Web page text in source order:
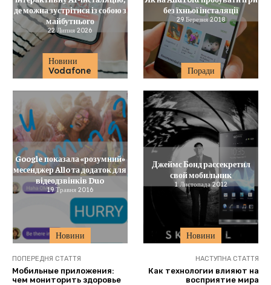
Новини
Vodafone
де можна зустрітися із собою з
майбутнього
22 Липня 2026
Поради
без їхньої інсталяції
29 Березня 2018
Новини
Google показала «розумний»
месенджер Allo та додаток для
відеодзвінків Duo
19 Травня 2016
Новини
Джеймс Бонд рассекретил
свой мобильник
1 Листопада 2012
ПОПЕРЕДНЯ СТАТТЯ
Мобильные приложения:
чем мониторить здоровье
НАСТУПНА СТАТТЯ
Как технологии влияют на
восприятие мира